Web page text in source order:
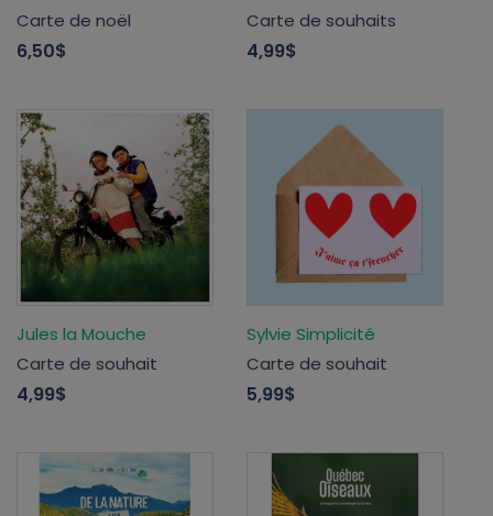
Carte de noël
6,50$
Carte de souhaits
4,99$
Jules la Mouche
Carte de souhait
4,99$
Sylvie Simplicité
Carte de souhait
5,99$